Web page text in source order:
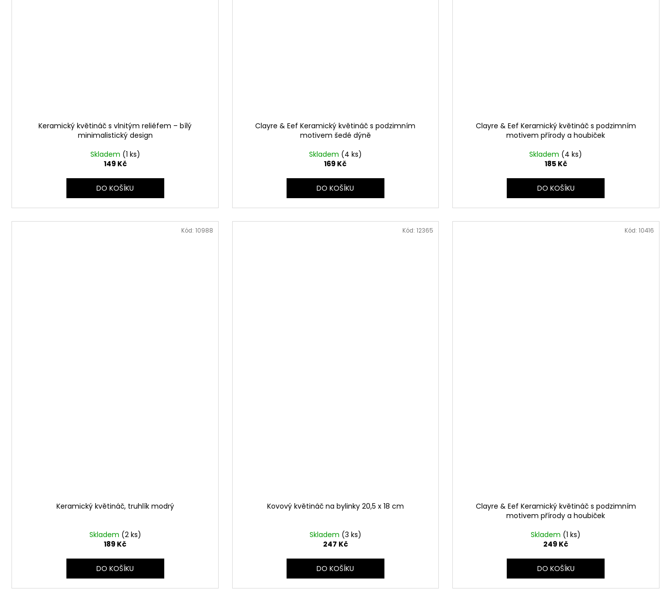
Keramický květináč s vlnitým reliéfem – bílý
minimalistický design
Skladem (1 ks)
149 Kč
DO KOŠÍKU
Clayre & Eef Keramický květináč s podzimním
motivem šedé dýně
Skladem (4 ks)
169 Kč
DO KOŠÍKU
Clayre & Eef Keramický květináč s podzimním
motivem přírody a houbiček
Skladem (4 ks)
185 Kč
DO KOŠÍKU
Keramický květináč, truhlík modrý
Skladem (2 ks)
189 Kč
DO KOŠÍKU
Kód: 10988
Kovový květináč na bylinky 20,5 x 18 cm
Skladem (3 ks)
247 Kč
DO KOŠÍKU
Kód:12365
Clayre & Eef Keramický květináč s podzimním
motivem přírody a houbiček
Skladem (1 ks)
249 Kč
DO KOŠÍKU
Kód: 10416